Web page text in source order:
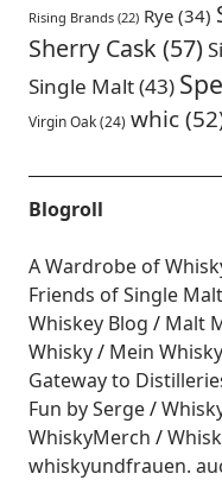
Rising Brands(22) Rye(34)
Sherry Cask (57)
Single Malt(43)
Virgin Oak(24) whic
Blogroll
A Wardrobe of
Friends of Single Malt
Whiskey Blog
Malt
Whisky
Mein Whisky
Gateway to
Fun by Serge
WhiskyMerch
whiskyundfrauen.